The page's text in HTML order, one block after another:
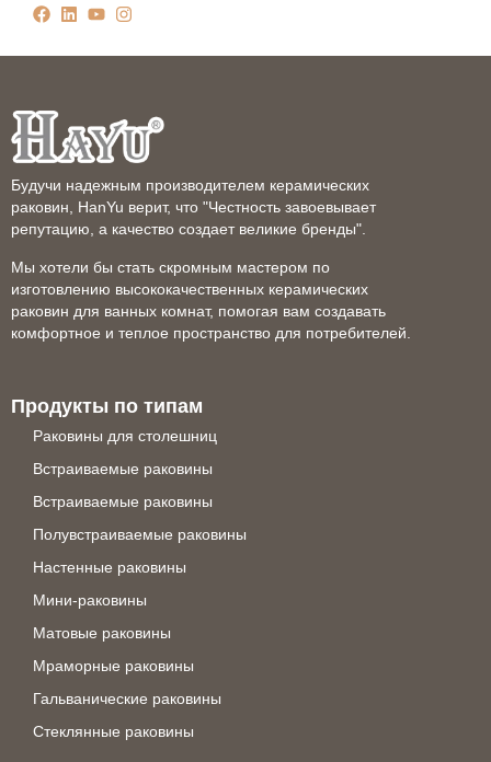
Будучи надежным производителем керамических
раковин, HanYu верит, что "Честность завоевывает
репутацию, а качество создает великие бренды".
Мы хотели бы стать скромным мастером по
изготовлению высококачественных керамических
раковин для ванных комнат, помогая вам создавать
комфортное и теплое пространство для потребителей.
Продукты по типам
Раковины для столешниц
Встраиваемые раковины
Встраиваемые раковины
Полувстраиваемые раковины
Настенные раковины
Мини-раковины
Матовые раковины
Мраморные раковины
Гальванические раковины
Стеклянные раковины